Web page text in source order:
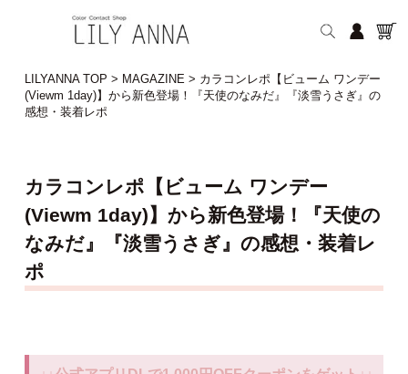
LILYANNA TOP > MAGAZINE> カラコンレポ【ビューム ワンデー
(Viewm 1day)】から新色登場！『天使のなみだ』『淡雪うさぎ』の
感想・装着レポ
カラコンレポ【ビューム ワンデー
(Viewm 1day)】から新色登場！『天使の
なみだ』『淡雪うさぎ』の感想・装着レ
ポ